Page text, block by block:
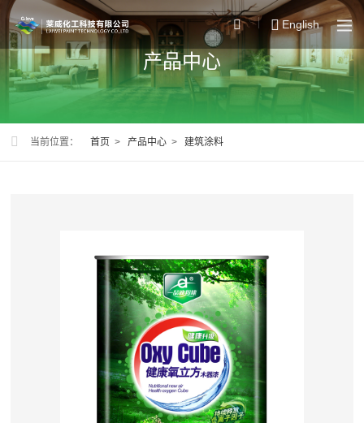
English
产品中心
当前位置： 首页 > 产品中心 >建筑涂料